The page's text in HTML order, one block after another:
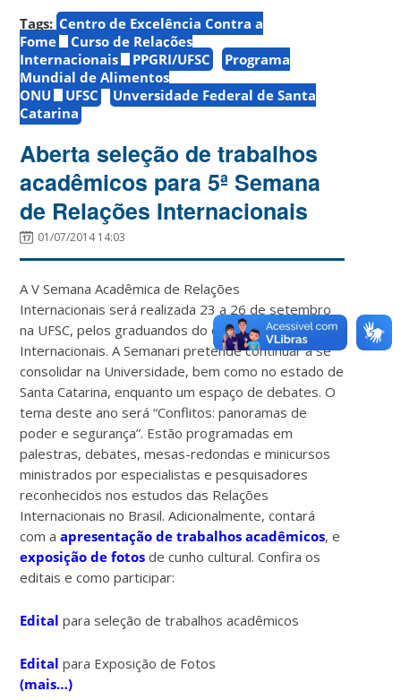
Tags: Centro de Excelência Contra a
Fome
Curso de Relações
Internacionais
PPGRI/UFSC
Programa
Mundial de Alimentos
ONU
UFSC
Unversidade Federal de Santa
Catarina
Aberta seleção de trabalhos
acadêmicos para 5ª Semana
de Relações Internacionais
01/07/2014 14:03
A V Semana Acadêmica de Relações
Internacionais será realizada 23 a 26 de setembro
na UFSC, pelos graduandos do curso de Relações
Internacionais. A Semanari pretende continuar a se
consolidar na Universidade, bem como no estado de
Santa Catarina, enquanto um espaço de debates. O
tema deste ano será “Conflitos: panoramas de
poder e segurança”. Estão programadas em
palestras, debates, mesas-redondas e minicursos
ministrados por especialistas e pesquisadores
reconhecidos nos estudos das Relações
Internacionais no Brasil. Adicionalmente, contará
com aapresentação de trabalhos acadêmicos, e
exposição de fotos de cunho cultural. Confira os
editais e como participar:
Edital para seleção de trabalhos acadêmicos
Edital para Exposição de Fotos
(mais…)